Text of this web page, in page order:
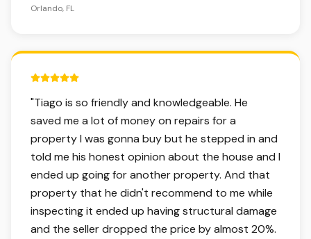
Orlando, FL
5 out of 5 stars.
"Tiago is so friendly and knowledgeable. He
saved me a lot of money on repairs for a
property I was gonna buy but he stepped in and
told me his honest opinion about the house and I
ended up going for another property. And that
property that he didn't recommend to me while
inspecting it ended up having structural damage
and the seller dropped the price by almost 20%.